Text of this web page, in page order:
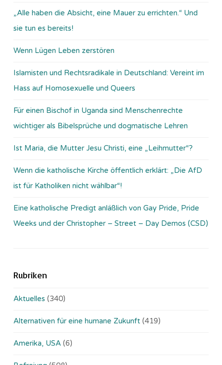
„Alle haben die Absicht, eine Mauer zu errichten.“ Und
sie tun es bereits!
Wenn Lügen Leben zerstören
Islamisten und Rechtsradikale in Deutschland: Vereint im
Hass auf Homosexuelle und Queers
Für einen Bischof in Uganda sind Menschenrechte
wichtiger als Bibelsprüche und dogmatische Lehren
Ist Maria, die Mutter Jesu Christi, eine „Leihmutter“?
Wenn die katholische Kirche öffentlich erklärt: „Die AfD
ist für Katholiken nicht wählbar“!
Eine katholische Predigt anläßlich von Gay Pride, Pride
Weeks und der Christopher – Street – Day Demos (CSD)
Rubriken
Aktuelles (340)
Alternativen für eine humane Zukunft (419)
Amerika, USA (6)